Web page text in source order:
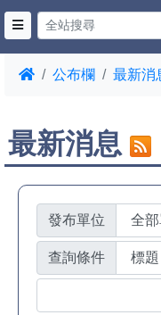
公布欄 最新消
最新消息
發布單位
查詢條件